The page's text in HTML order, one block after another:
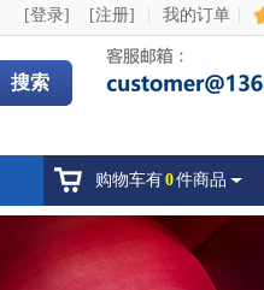
[登录] [注册] 我的订单
搜索
购物车有0件商品